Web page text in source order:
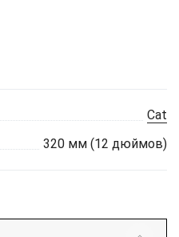
Cat
320 мм (12 дюймов)